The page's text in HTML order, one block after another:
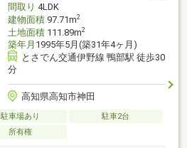
間取り 4LDK
建物面積97.71m2
土地面積111.89m2
築年月 1995年5月(築31年4ヶ月)
とさでん交通伊野線 鴨部駅 徒歩30
分
高知県高知市神田
駐車場あり
駐車2台
所有権